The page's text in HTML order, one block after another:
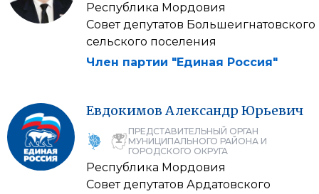
Республика Мордовия
Совет депутатов Большеигнатовского
сельского поселения
Член партии "Единая Россия"
Евдокимов Александр Юрьевич
ПРЕДСТАВИТЕЛЬНЫЙ ОРГАН
МУНИЦИПАЛЬНОГО РАЙОНА И
ГОРОДСКОГО ОКРУГА
Республика Мордовия
Совет депутатов Ардатовского